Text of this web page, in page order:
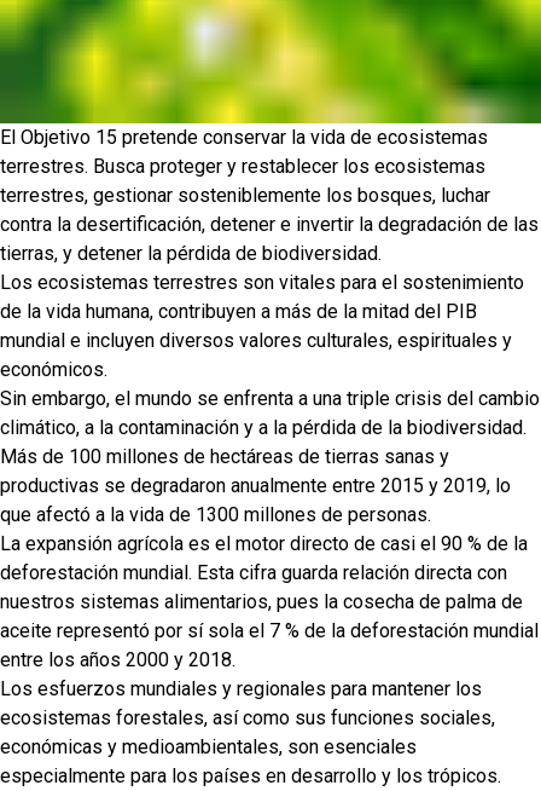
El Objetivo 15 pretende conservar la vida de ecosistemas
terrestres. Busca proteger y restablecer los ecosistemas
terrestres, gestionar sosteniblemente los bosques, luchar
contra la desertificación, detener e invertir la degradación de las
tierras, y detener la pérdida de biodiversidad.
Los ecosistemas terrestres son vitales para el sostenimiento
de la vida humana, contribuyen a más de la mitad del PIB
mundial e incluyen diversos valores culturales, espirituales y
económicos.
Sin embargo, el mundo se enfrenta a una triple crisis del cambio
climático, a la contaminación y a la pérdida de la biodiversidad.
Más de 100 millones de hectáreas de tierras sanas y
productivas se degradaron anualmente entre 2015 y 2019, lo
que afectó a la vida de 1300 millones de personas.
La expansión agrícola es el motor directo de casi el 90 % de la
deforestación mundial. Esta cifra guarda relación directa con
nuestros sistemas alimentarios, pues la cosecha de palma de
aceite representó por sí sola el 7 % de la deforestación mundial
entre los años 2000 y 2018.
Los esfuerzos mundiales y regionales para mantener los
ecosistemas forestales, así como sus funciones sociales,
económicas y medioambientales, son esenciales
especialmente para los países en desarrollo y los trópicos.